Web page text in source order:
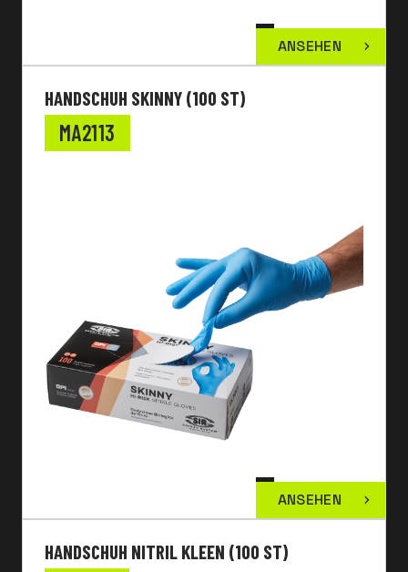
ANSEHEN
HANDSCHUH SKINNY (100 ST)
MA2113
ANSEHEN
HANDSCHUH NITRIL KLEEN (100 ST)